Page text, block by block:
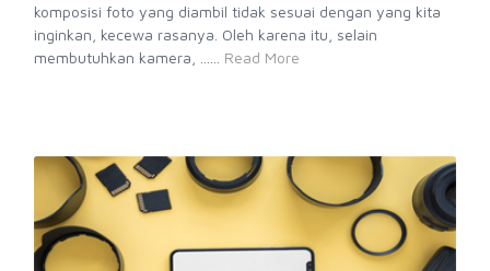
komposisi foto yang diambil tidak sesuai dengan yang kita
inginkan, kecewa rasanya. Oleh karena itu, selain
membutuhkan kamera, ...... Read More